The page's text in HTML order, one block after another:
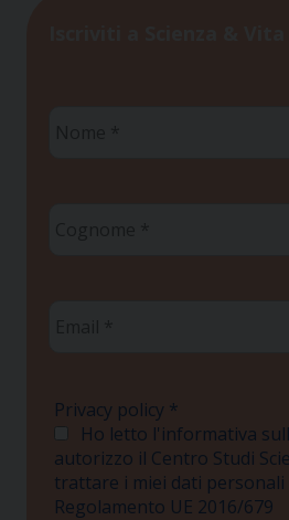
Privacy policy *
Ho letto l'informativa
autorizzo il Centro Studi
trattare i miei dati personali
Regolamento UE 2016/679